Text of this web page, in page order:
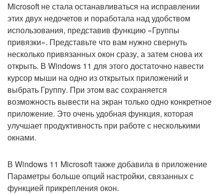
Microsoft не стала останавливаться на исправлении
этих двух недочетов и поработала над удобством
использования, представив функцию «Группы
привязки». Представьте что вам нужно свернуть
несколько привязанных окон сразу, а затем снова их
открыть. В Windows 11 для этого достаточно навести
курсор мыши на одно из открытых приложений и
выбрать Группу. При этом вас сохраняется
возможность вывести на экран только одно конкретное
приложение. Это очень удобная функция, которая
улучшает продуктивность при работе с несколькими
окнами.
В Windows 11 Microsoft также добавила в приложение
Параметры больше опций настройки, связанных с
функцией прикрепления окон.